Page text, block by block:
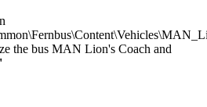
the bus MAN Lion's Coach and